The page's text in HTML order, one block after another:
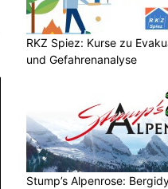
RKZ Spiez: Kurse zu
und Gefahrenanalyse
Stump’s Alpenrose: